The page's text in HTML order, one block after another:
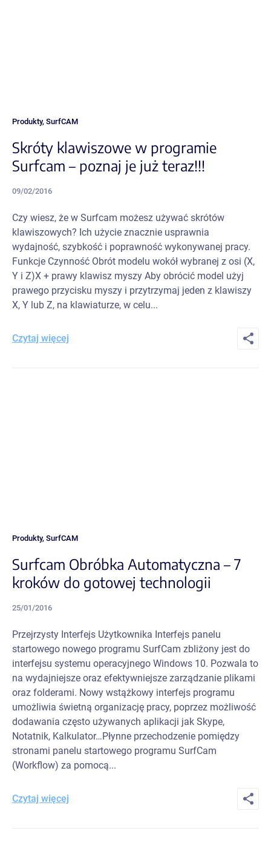
Produkty, SurfCAM
Skróty klawiszowe w programie
Surfcam – poznaj je już teraz!!!
09/02/2016
Czy wiesz, że w Surfcam możesz używać skrótów
klawiszowych? Ich użycie znacznie usprawnia
wydajność, szybkość i poprawność wykonywanej pracy.
Funkcje Czynność Obrót modelu wokół wybranej z osi (X,
Y i Z)X + prawy klawisz myszy Aby obrócić model użyj
prawego przycisku myszy i przytrzymaj jeden z klawiszy
X, Y lub Z, na klawiaturze, w celu...
Czytaj więcej
Produkty, SurfCAM
Surfcam Obróbka Automatyczna – 7
kroków do gotowej technologii
25/01/2016
Przejrzysty Interfejs Użytkownika Interfejs panelu
startowego nowego programu SurfCam zbliżony jest do
interfejsu systemu operacyjnego Windows 10. Pozwala to
na wydajniejsze oraz efektywniejsze zarządzanie plikami
oraz folderami. Nowy wstążkowy interfejs programu
umożliwia świetną organizację pracy, poprzez możliwość
dodawania często używanych aplikacji jak Skype,
Notatnik, Kalkulator…Płynne przechodzenie pomiędzy
stronami panelu startowego programu SurfCam
(Workflow) za pomocą...
Czytaj więcej